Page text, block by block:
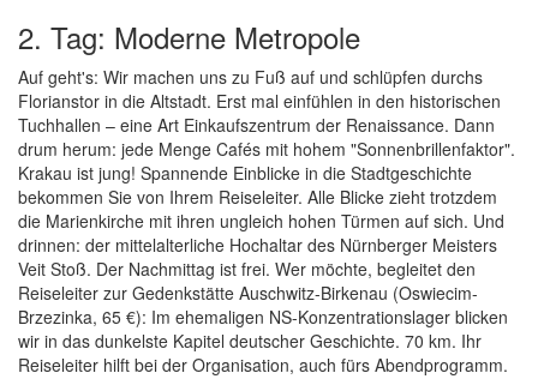
2. Tag: Moderne Metropole
Auf geht's: Wir machen uns zu Fuß auf und schlüpfen durchs
Florianstor in die Altstadt. Erst mal einfühlen in den historischen
Tuchhallen – eine Art Einkaufszentrum der Renaissance. Dann
drum herum: jede Menge Cafés mit hohem "Sonnenbrillenfaktor".
Krakau ist jung! Spannende Einblicke in die Stadtgeschichte
bekommen Sie von Ihrem Reiseleiter. Alle Blicke zieht trotzdem
die Marienkirche mit ihren ungleich hohen Türmen auf sich. Und
drinnen: der mittelalterliche Hochaltar des Nürnberger Meisters
Veit Stoß. Der Nachmittag ist frei. Wer möchte, begleitet den
Reiseleiter zur Gedenkstätte Auschwitz-Birkenau (Oswiecim-
Brzezinka, 65 €): Im ehemaligen NS-Konzentrationslager blicken
wir in das dunkelste Kapitel deutscher Geschichte. 70 km. Ihr
Reiseleiter hilft bei der Organisation, auch fürs Abendprogramm.